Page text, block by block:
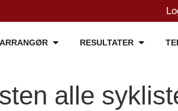
ARRANGØR RESULTATER
alle